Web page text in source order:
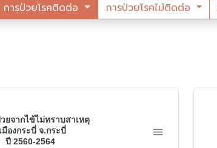
การป่วยโรคติดต่อ การป่วยโรคไม่ติดต่อ